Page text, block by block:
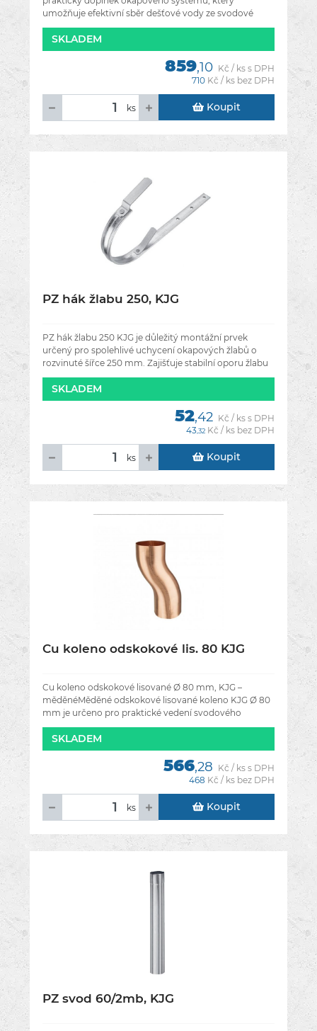
umožňuje efektivní sběr dešťové vody ze svodové
roury a její následné využití v
SKLADEM
859,10 Kč / ks s DPH
710 Kč / ks bez DPH
ks Koupit
PZ hák žlabu 250, KJG
PZ hák žlabu 250 KJG je důležitý montážní prvek
určený pro spolehlivé uchycení okapových žlabů o
rozvinuté šířce 250 mm. Zajišťuje stabilní oporu žlabu
a správný sklon
SKLADEM
52,42 Kč / ks s DPH
43,32 Kč / ks bez DPH
ks Koupit
Cu koleno odskokové lis. 80 KJG
Cu koleno odskokové lisované Ø 80 mm, KJG –
měděnéMěděné odskokové lisované koleno KJG Ø 80
mm je určeno pro praktické vedení svodového
potrubí v místech, kde je potřeba vytvořit
SKLADEM
566,28 Kč / ks s DPH
468 Kč / ks bez DPH
ks Koupit
PZ svod 60/2mb, KJG